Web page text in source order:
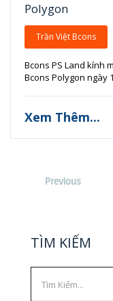
Polygon
Trần Việt Bcons
Bcons PS Land kính
Bcons Polygon ngày
Xem Thêm...
Previous
TÌM KIẾM